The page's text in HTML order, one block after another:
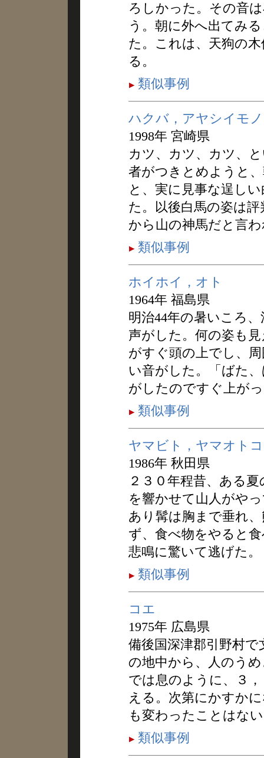
ろしかった。その音
う。朝に外へ出てみ
た。これは、天狗の
る。
類似事例
ハクバ，アヤシイモ
1998年 宮崎県
カツ、カツ、カツ、
者がつきとめようと
と、実に見事な逞し
た。以後白馬の姿は
から山の神馬だと言
類似事例
ホイホイ，オト
1964年 福島県
明治44年の暑いころ
声がした。何の姿も
がすぐ頭の上でし、
い音がした。「ばた
がしたのですぐ上が
類似事例
ヤマビト，ヤマオトコ
1986年 秋田県
２３０年程昔、ある
を響かせて山人がや
あり髯は胸まで垂れ
ず、食べ物をやると
悲鳴に驚いて逃げた。
類似事例
コエ
1975年 広島県
備後国深津郡引野村
の地中から、人のう
では息のように、３
える。次第にかすか
も変わったことはな
類似事例